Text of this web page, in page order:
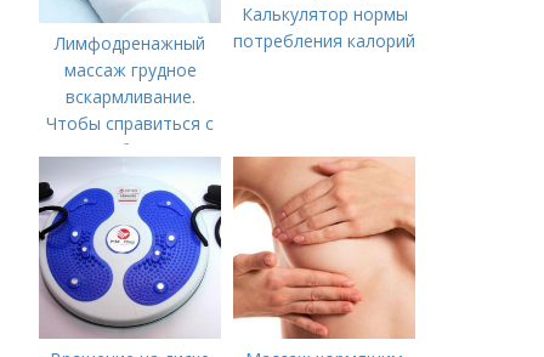
Лимфодренажный
массаж грудное
вскармливание.
Чтобы справиться с
нагрубанием,
необходимо
предпринять
следующие действия:
Калькулятор нормы
потребления калорий